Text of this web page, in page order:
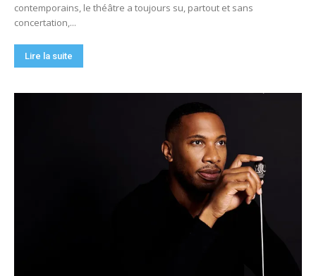
contemporains, le théâtre a toujours su, partout et sans
concertation,...
Lire la suite